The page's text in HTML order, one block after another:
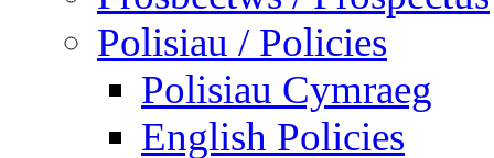
Polisiau / Policies
Polisiau Cymraeg
English Policies